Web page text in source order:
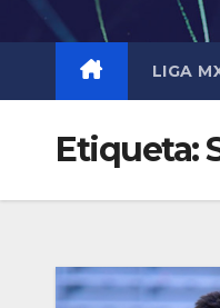
LIGA
Etiqueta: